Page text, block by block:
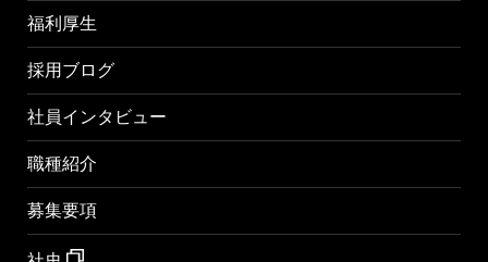
福利厚生
採用ブログ
社員インタビュー
職種紹介
募集要項